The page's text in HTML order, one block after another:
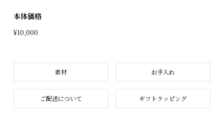
本体価格
¥10,000
素材 お手入れ
ご配送について ギフトラッピング